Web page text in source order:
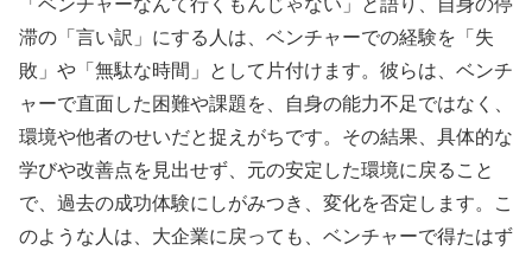
滞の「言い訳」にする人は、ベンチャーでの経験を「失
敗」や「無駄な時間」として片付けます。彼らは、ベンチ
ャーで直面した困難や課題を、自身の能力不足ではなく、
環境や他者のせいだと捉えがちです。その結果、具体的な
学びや改善点を見出せず、元の安定した環境に戻ること
で、過去の成功体験にしがみつき、変化を否定します。こ
のような人は、大企業に戻っても、ベンチャーで得たはず